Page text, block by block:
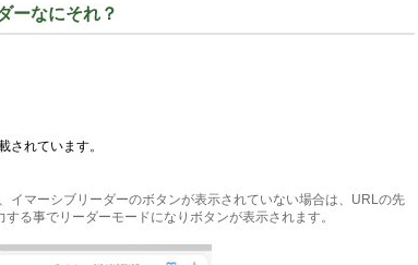
ーなにそれ？
されています。
イマーシブリーダーのボタンが表示されていない場合は、URLの先
する事でリーダーモードになりボタンが表示されます。